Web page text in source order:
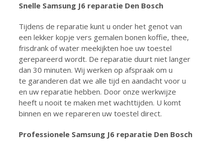
Snelle Samsung J6 reparatie Den Bosch
Tijdens de reparatie kunt u onder het genot van
een lekker kopje vers gemalen bonen koffie, thee,
frisdrank of water meekijkten hoe uw toestel
gerepareerd wordt. De reparatie duurt niet langer
dan 30 minuten. Wij werken op afspraak om u
te garanderen dat we alle tijd en aandacht voor u
en uw reparatie hebben. Door onze werkwijze
heeft u nooit te maken met wachttijden. U komt
binnen en we repareren uw toestel direct.
Professionele Samsung J6 reparatie Den Bosch